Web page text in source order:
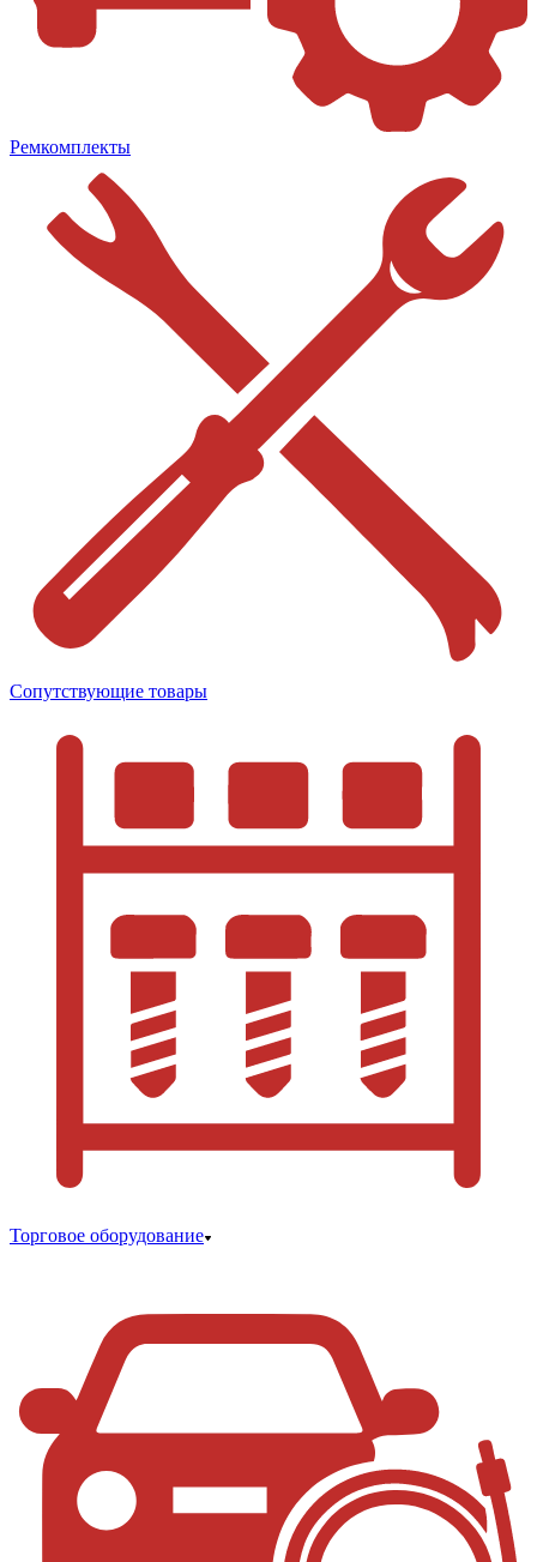
Ремкомплекты
Сопутствующие товары
Торговое оборудование